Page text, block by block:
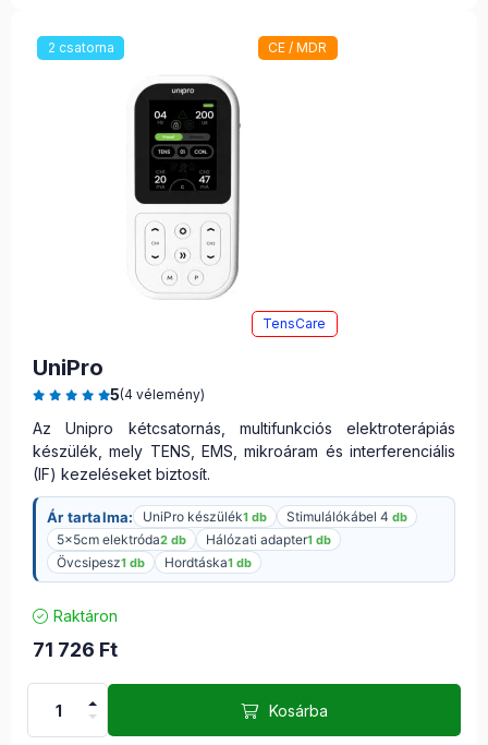
2 csatorna CE / MDR
TensCare
UniPro
5(4 vélemény)
Az Unipro kétcsatornás, multifunkciós elektroterápiás
készülék, mely TENS, EMS, mikroáram és interferenciális
(IF) kezeléseket biztosít.
Ár tartalma: UniPro készülék1 db Stimulálókábel 4db
5x5cm elektróda2 db Hálózati adapter1 db
Övcsipesz1 db Hordtáska1 db
Raktáron
71 726 Ft
Kosárba